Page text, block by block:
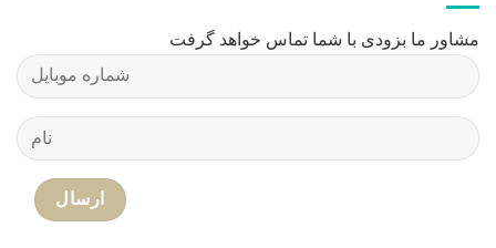
مشاور ما بزودی با شما تماس خواهد گرفت